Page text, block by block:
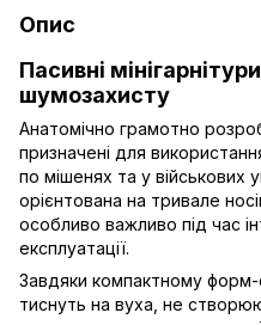
Опис
Пасивні
шумозахисту
Анатомічно грамотно
призначені для
по мішенях та у військових
орієнтована на тривале
особливо важливо під час
експлуатації.
Завдяки компактному форм-
тиснуть на вуха, не